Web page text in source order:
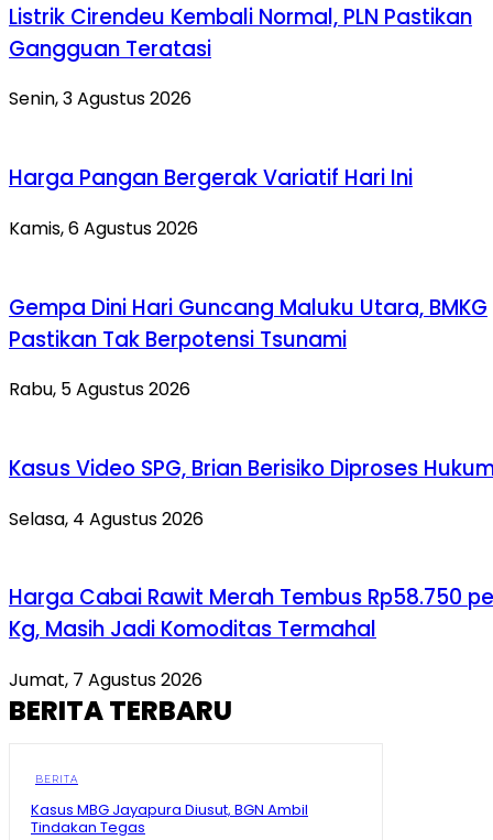
Listrik Cirendeu Kembali Normal, PLN Pastikan
Gangguan Teratasi
Senin, 3 Agustus 2026
Harga Pangan Bergerak Variatif Hari Ini
Kamis, 6 Agustus 2026
Gempa Dini Hari Guncang Maluku Utara, BMKG
Pastikan Tak Berpotensi Tsunami
Rabu, 5 Agustus 2026
Kasus Video SPG, Brian Berisiko Diproses
Selasa, 4 Agustus 2026
Harga Cabai Rawit Merah Tembus Rp58.750
Kg, Masih Jadi Komoditas Termahal
Jumat, 7 Agustus 2026
BERITA TERBARU
BERITA
Kasus MBG Jayapura Diusut, BGN Ambil
Tindakan Tegas